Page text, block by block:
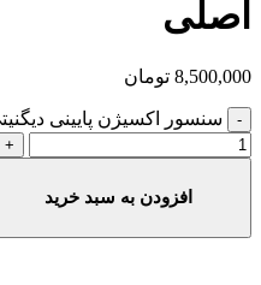
اصلی
8,500,000 تومان
سنسور اکسیژن پایینی
افزودن به سبد خرید